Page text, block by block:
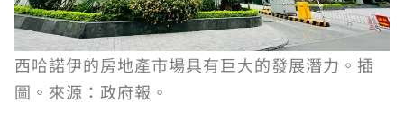
西哈諾伊的房地產市場具有巨大的發展潛力。插
圖。來源：政府報。